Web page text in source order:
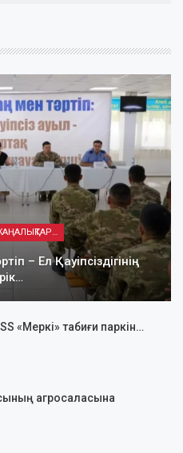
ЖАМБЫЛ ЖАҢАЛЫҚТАРЫ
– Ел Қауіпсіздігінің
«Меркі» табиғи паркін…
агросаласына